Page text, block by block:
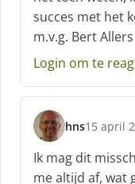
f
succes met het
m.v.g. Bert Allers
Login om te
hns
s
c
h
15 april
Ik mag dit
me altijd af, wat